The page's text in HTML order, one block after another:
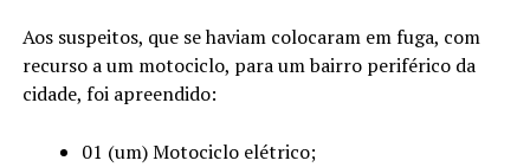
Aos suspeitos, que se haviam colocaram em fuga, com
recurso a um motociclo, para um bairro periférico da
cidade, foi apreendido:
01 (um) Motociclo elétrico;